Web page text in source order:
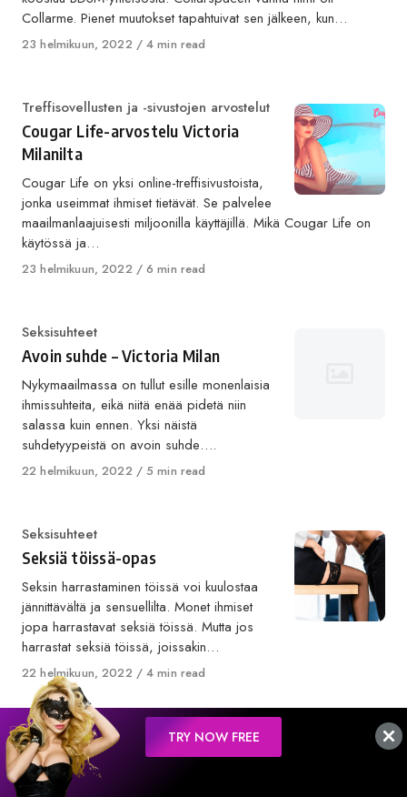
Collarme. Pienet muutokset tapahtuivat sen jälkeen, kun…
Published
23 helmikuun, 2022 4 min read
Category
Treffisovellusten ja -sivustojen arvostelut
Cougar Life-arvostelu Victoria
Milanilta
Cougar Life on yksi online-treffisivustoista,
jonka useimmat ihmiset tietävät. Se palvelee
maailmanlaajuisesti miljoonilla käyttäjillä. Mikä Cougar Life on
käytössä ja…
Published
23 helmikuun, 2022 6 min read
Category
Seksisuhteet
Avoin suhde – Victoria Milan
Nykymaailmassa on tullut esille monenlaisia
​​ihmissuhteita, eikä niitä enää pidetä niin
salassa kuin ennen. Yksi näistä
suhdetyypeistä on avoin suhde….
Published
22 helmikuun, 2022 5 min read
Category
Seksisuhteet
Seksiä töissä-opas
Seksin harrastaminen töissä voi kuulostaa
jännittävältä ja sensuellilta. Monet ihmiset
jopa harrastavat seksiä töissä. Mutta jos
harrastat seksiä töissä, joissakin…
Published
on
22 helmikuun, 2022 4 min read
Category
Treffikokemus
Monipuolinen rakkaus: Voitko olla
rakastunut kahteen ihmiseen?
TRY NOW FREE